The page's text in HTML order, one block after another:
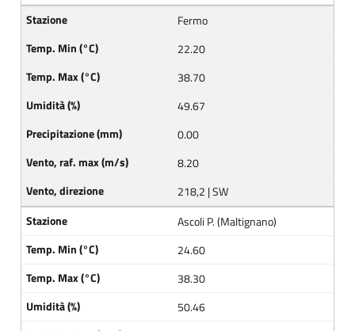
Fermo
22.20
38.70
49.67
0.00
8.20
218,2 | SW
Ascoli P. (Maltignano)
24.60
38.30
50.46